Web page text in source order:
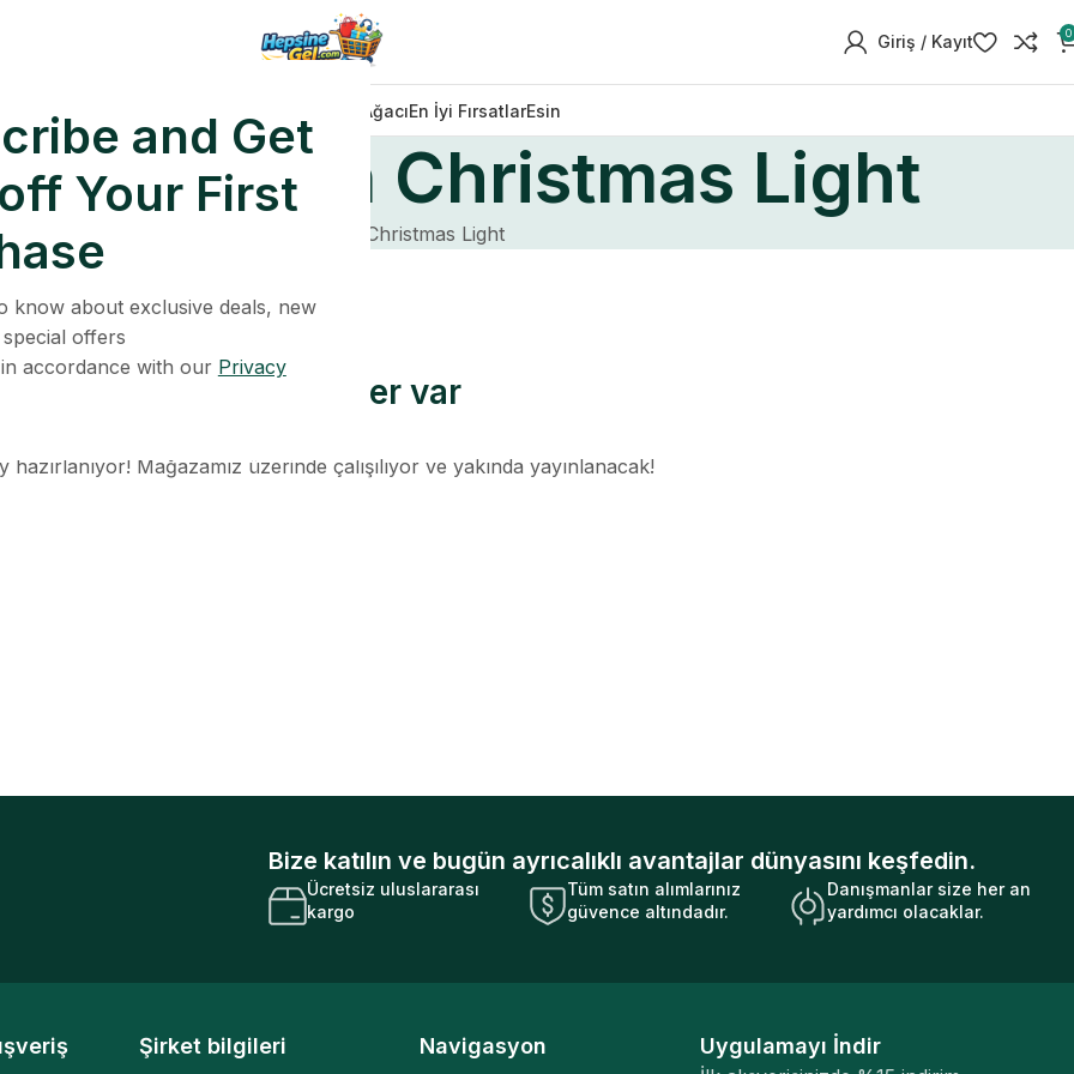
and Get
Your First
know about exclusive deals, new
offers
accordance with our Privacy
Giriş / Kayıt 0
Noel AğacıEn İyi FırsatlarEsin
Green Christmas Light
Wide Angle LED Green Christmas Light
Ufukta harika şeyler var
hazırlanıyor! Mağazamız üzerinde çalışılıyor ve yakında yayınlanacak!
Bize katılın ve bugün ayrıcalıklı avantajlar dünyasını keşfedin.
Ücretsiz uluslararası
kargo
Tüm satın alımlarınız
güvence altındadır.
Danışmanlar size her an
yardımcı olacaklar.
Şirket bilgileri Navigasyon Uygulamayı İndir